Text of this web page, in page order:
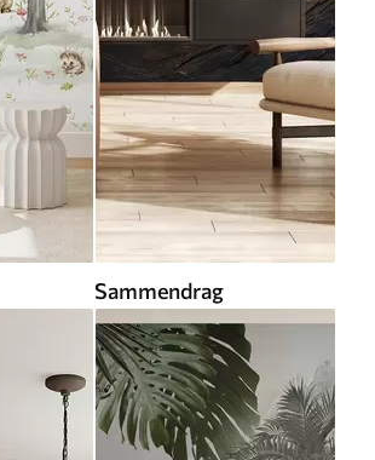
Sammendrag